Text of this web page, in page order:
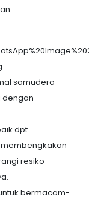
samudera
dengan
dpt
resiko
bermacam-